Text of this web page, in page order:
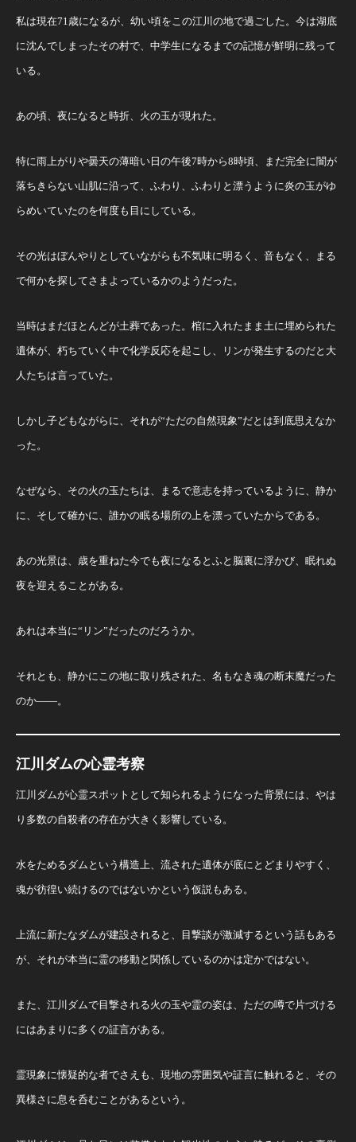
私は現在71歳になるが、幼い頃をこの江川の地で過ごした。今は湖底
に沈んでしまったその村で、中学生になるまでの記憶が鮮明に残って
いる。
あの頃、夜になると時折、火の玉が現れた。
特に雨上がりや曇天の薄暗い日の午後7時から8時頃、まだ完全に闇が
落ちきらない山肌に沿って、ふわり、ふわりと漂うように炎の玉がゆ
らめいていたのを何度も目にしている。
その光はぼんやりとしていながらも不気味に明るく、音もなく、まる
で何かを探してさまよっているかのようだった。
当時はまだほとんどが土葬であった。棺に入れたまま土に埋められた
遺体が、朽ちていく中で化学反応を起こし、リンが発生するのだと大
人たちは言っていた。
しかし子どもながらに、それが“ただの自然現象”だとは到底思えなか
った。
なぜなら、その火の玉たちは、まるで意志を持っているように、静か
に、そして確かに、誰かの眠る場所の上を漂っていたからである。
あの光景は、歳を重ねた今でも夜になるとふと脳裏に浮かび、眠れぬ
夜を迎えることがある。
あれは本当に“リン”だったのだろうか。
それとも、静かにこの地に取り残された、名もなき魂の断末魔だった
のか――。
江川ダムの心霊考察
江川ダムが心霊スポットとして知られるようになった背景には、やは
り多数の自殺者の存在が大きく影響している。
水をためるダムという構造上、流された遺体が底にとどまりやすく、
魂が彷徨い続けるのではないかという仮説もある。
上流に新たなダムが建設されると、目撃談が激減するという話もある
が、それが本当に霊の移動と関係しているのかは定かではない。
また、江川ダムで目撃される火の玉や霊の姿は、ただの噂で片づける
にはあまりに多くの証言がある。
霊現象に懐疑的な者でさえも、現地の雰囲気や証言に触れると、その
異様さに息を呑むことがあるという。